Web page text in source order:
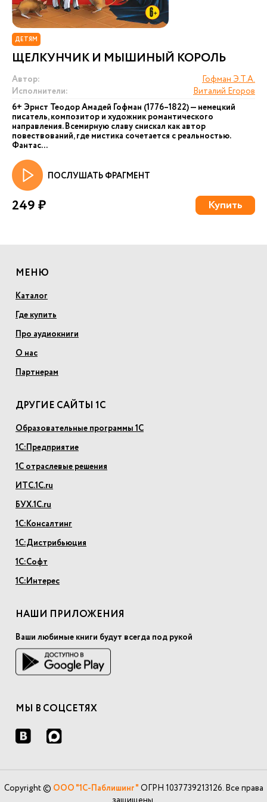
ДЕТЯМ
ЩЕЛКУНЧИК И МЫШИНЫЙ КОРОЛЬ
Автор:
Гофман Э.Т.А.
Исполнители:
Виталий Егоров
6+ Эрнст Теодор Амадей Гофман (1776–1822) — немецкий
писатель, композитор и художник романтического
направления. Всемирную славу снискал как автор
повествований, где мистика сочетается с реальностью.
Фантас...
ПОСЛУШАТЬ ФРАГМЕНТ
249 ₽ Купить
МЕНЮ
Каталог
Где купить
Про аудиокниги
О нас
Партнерам
ДРУГИЕ САЙТЫ 1С
Образовательные программы 1С
1С:Предприятие
1С отраслевые решения
ИТС.1С.ru
БУХ.1С.ru
1С:Консалтинг
1С:Дистрибьюция
1С:Софт
1С:Интерес
НАШИ ПРИЛОЖЕНИЯ
Ваши любимые книги будут всегда под рукой
МЫ В СОЦСЕТЯХ
Copyright © ООО "1С-Паблишинг" ОГРН 1037739213126. Все права